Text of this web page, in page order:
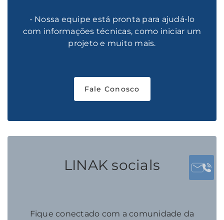
- Nossa equipe está pronta para ajudá-lo
com informações técnicas, como iniciar um
projeto e muito mais.
Fale Conosco
LINAK socials
Fique conectado com a comunidade da